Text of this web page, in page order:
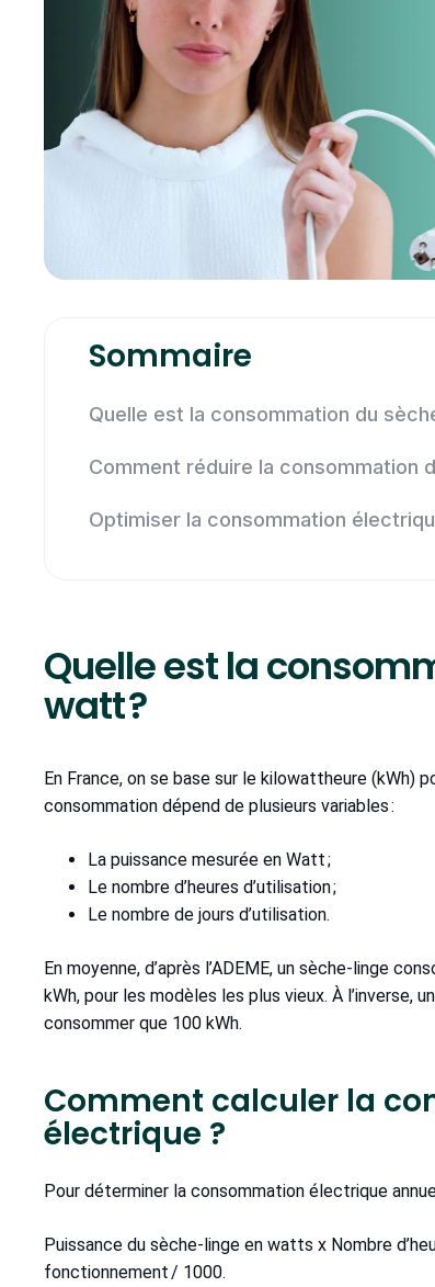
Sommaire
Quelle est la consommation du
Comment réduire la consommation
Optimiser la consommation
Quelle est la
watt ?
En France, on se base sur le kilowattheure (kWh)
consommation dépend de plusieurs variables :
La puissance mesurée en Watt ;
Le nombre d’heures d’utilisation ;
Le nombre de jours d’utilisation.
En moyenne, d’après l’ADEME, un sèche-linge
kWh, pour les modèles les plus vieux. À
consommer que 100 kWh.
Comment calculer la
électrique ?
Pour déterminer la consommation électrique
Puissance du sèche-linge en watts x Nombre
fonctionnement / 1000.